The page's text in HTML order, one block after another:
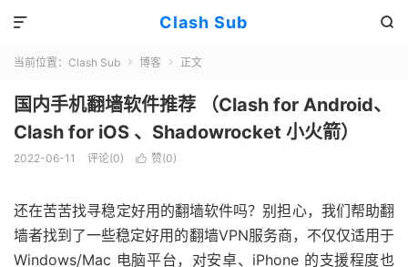
Clash Sub 

当前位置： Clash Sub  博客  正文
国内手机翻墙软件推荐 （Clash for Android、
Clash for iOS 、Shadowrocket 小火箭）
2022-06-11 评论(0)  赞(0)
还在苦苦找寻稳定好用的翻墙软件吗？别担心，我们帮助翻
墙者找到了一些稳定好用的翻墙VPN服务商，不仅仅适用于
Windows/Mac 电脑平台，对安卓、iPhone 的支援程度也